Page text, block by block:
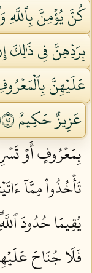
كُنَّ يُؤۡمِنَّ بِٱللَّهِ
بِرَدِّهِنَّ فِي ذَٰلِكَ
عَلَيۡهِنَّ
عَزِيزٌ حَكِيمٌ ٢٢٨
بِمَعۡرُوفٍ أَوۡ
تَأۡخُذُواْ مِمَّآ
يُقِيمَا حُدُودَ
فَلَا جُنَاحَ